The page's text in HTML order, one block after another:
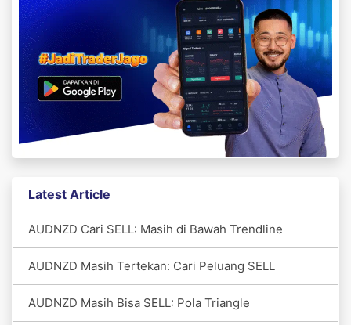
Latest Article
AUDNZD Cari SELL: Masih di Bawah Trendline
AUDNZD Masih Tertekan: Cari Peluang SELL
AUDNZD Masih Bisa SELL: Pola Triangle